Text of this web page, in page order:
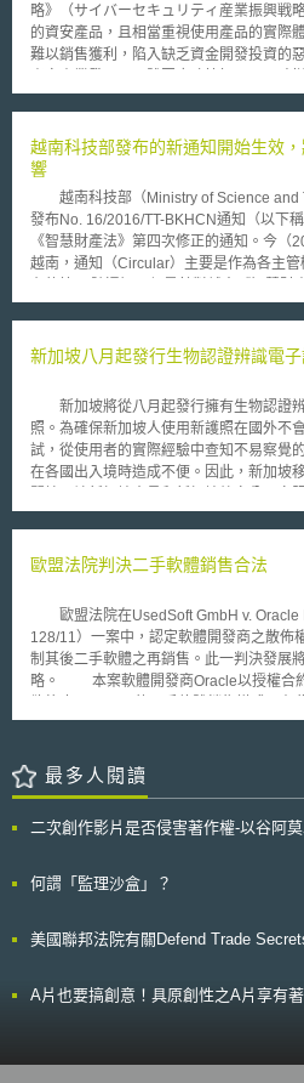
略》（サイバーセキュリティ産業振興戦
的資安產品，且相當重視使用產品的實際
難以銷售獲利，陷入缺乏資金開發投資的
環境：彙整具有前景的資安新創企業名單
果，藉此提升資安新創企業知名度，降低其進入
潛力的技術及具市場競爭力之產品或服務
可提升資安、解決問題，對社會具有貢獻
發計畫，促進技術實際落地運用，改善不
商、日本國產產品與服務供應商之間的媒
程中發揮影響力。 3. 充實高階專業人才拓展國際市場：擴大高階專業人才
培育計畫，提升並宣傳資安人才的職業魅
才，拓展國際市場等問題。
越南科技部發布的新通知開始生效
響
越南科技部（Ministry of Science and
發布No. 16/2016/TT-BKHCN通知（以下
《智慧財產法》第四次修正的通知。今
越南，通知（Circular）主要是作為各主
地智財實務的重要文件。 整體而言，第16號通知針對智財的申請程序
action）的期限由一個月延長為兩個月。
據第16號通知，若申請人能夠針對申請案
影響審查結果的新事證，越南智慧財產局
外，第16號通知亦釐清了過去越南在智慧
疑慮。一、在「商標方面」，第16號通知
（Well-known mark）的認定方式。在過
商標狀態仍可藉由法院判決取得，但智慧
「用途」不得作為專利的申請標的，釐清
徵（essential feature），只是單純申請
「工業設計方面」，第16號通知釐清了越
必須要能夠「獨立流通」（circulated
保護的標的。例如圖形使用者介面（GUI
通，故根據第16號通知無法被認為是能夠
從本次第16號修正可以看出，越南近年
議除了瞭解越南《智慧財產法》外，更應
況及發展。 「本文同步刊登於TIPS
新加坡八月起發行生物認證辨識電
新加坡將從八月起發行擁有生物認證
照。為確保新加坡人使用新護照在國外不
試，從使用者的實際經驗中查知不易察覺
在各國出入境時造成不便。因此，新加坡
後，移民與關卡局將全面推廣電子護照，
對新加坡電子護照進行測試，以便在新加
國、澳洲和紐西蘭三國聯合展開三個月的
五日 結束。如果測試進展順利，相關國
照的儀器，蓋唯有各國都安裝相關系統配
目前，美國已經確認新加坡電子護照符合
味著美國國土安全部測試證實新加坡電子
歐盟法院判決二手軟體銷售合法
歐盟法院在UsedSoft GmbH v. Oracle
128/11）一案中，認定軟體開發商之散佈
制其後二手軟體之再銷售。此一判決發展
略。 本案軟體開發商Oracle以授權合約中的禁止移轉條款為據，起訴
說明其被授權使用某軟體，同時聲明後續
UsedSoft取得軟體。 本案的關鍵點在於著作權是否隨著軟體第一次銷
售而權利耗盡，如權利耗盡則合約中的禁
確認的，但網站下載的軟體販售模式，權
售，一旦開發商售出軟體，其權利即隨之
能刺激二手市場的成長，但同時也可能對
體。建議軟體開發商應檢視其授權作業，
最多人閱讀
二次創作影片是否侵害著作權-以谷阿
何謂「監理沙盒」？
美國聯邦法院有關Defend Trade
A片也要搞創意！具原創性之A片享有